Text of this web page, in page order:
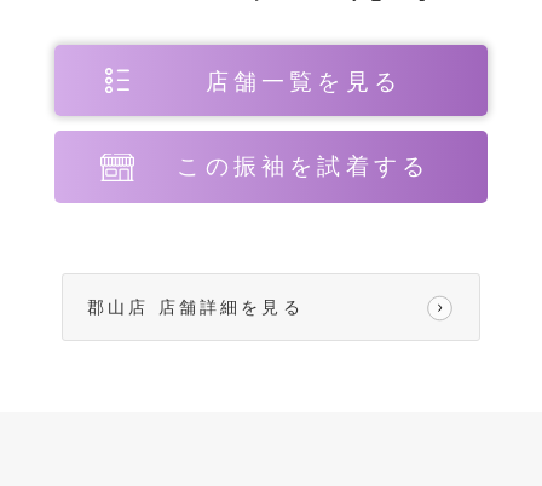
店舗一覧を見る
この振袖を試着する
郡山店 店舗詳細を見る